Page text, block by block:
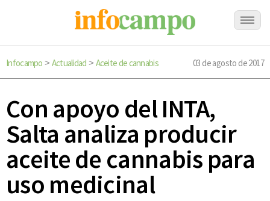
Infocampo > Actualidad > Aceite de cannabis 03 de agosto de 2017
Con apoyo del INTA,
Salta analiza producir
aceite de cannabis para
uso medicinal